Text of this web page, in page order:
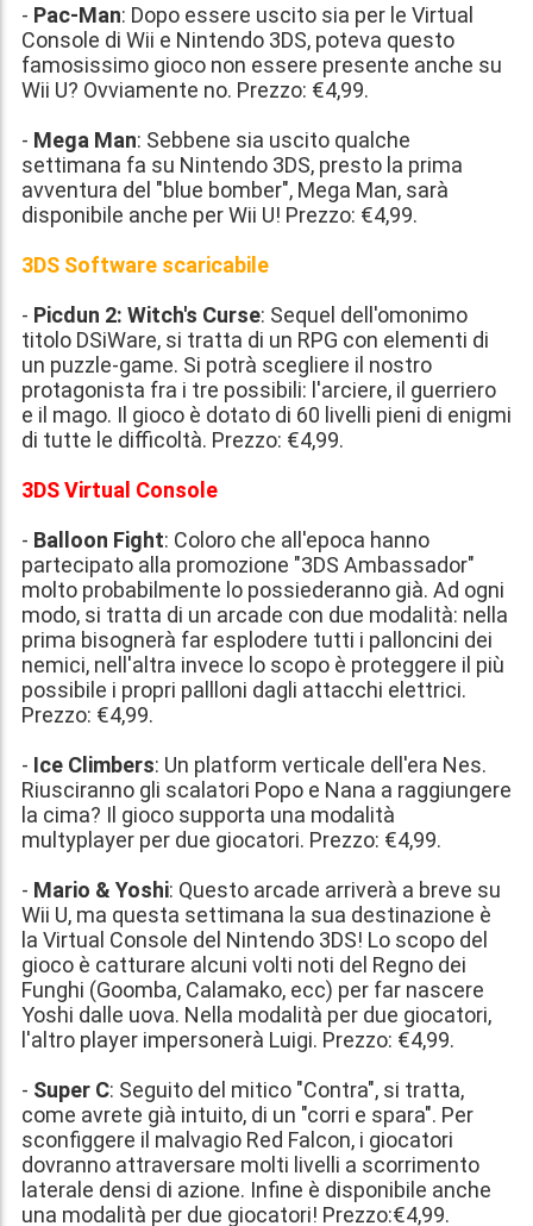
- Pac-Man: Dopo essere uscito sia per le Virtual
Console di Wii e Nintendo 3DS, poteva questo
famosissimo gioco non essere presente anche su
Wii U? Ovviamente no. Prezzo: €4,99.
- Mega Man: Sebbene sia uscito qualche
settimana fa su Nintendo 3DS, presto la prima
avventura del "blue bomber", Mega Man, sarà
disponibile anche per Wii U! Prezzo: €4,99.
3DS Software scaricabile
- Picdun 2: Witch's Curse: Sequel dell'omonimo
titolo DSiWare, si tratta di un RPG con elementi di
un puzzle-game. Si potrà scegliere il nostro
protagonista fra i tre possibili: l'arciere, il guerriero
e il mago. Il gioco è dotato di 60 livelli pieni di enigmi
di tutte le difficoltà. Prezzo: €4,99.
3DS Virtual Console
- Balloon Fight: Coloro che all'epoca hanno
partecipato alla promozione "3DS Ambassador"
molto probabilmente lo possiederanno già. Ad ogni
modo, si tratta di un arcade con due modalità: nella
prima bisognerà far esplodere tutti i palloncini dei
nemici, nell'altra invece lo scopo è proteggere il più
possibile i propri pallloni dagli attacchi elettrici.
Prezzo: €4,99.
- Ice Climbers: Un platform verticale dell'era Nes.
Riusciranno gli scalatori Popo e Nana a raggiungere
la cima? Il gioco supporta una modalità
multyplayer per due giocatori. Prezzo: €4,99.
- Mario & Yoshi: Questo arcade arriverà a breve su
Wii U, ma questa settimana la sua destinazione è
la Virtual Console del Nintendo 3DS! Lo scopo del
gioco è catturare alcuni volti noti del Regno dei
Funghi (Goomba, Calamako, ecc) per far nascere
Yoshi dalle uova. Nella modalità per due giocatori,
l'altro player impersonerà Luigi. Prezzo: €4,99.
- Super C: Seguito del mitico "Contra", si tratta,
come avrete già intuito, di un "corri e spara". Per
sconfiggere il malvagio Red Falcon, i giocatori
dovranno attraversare molti livelli a scorrimento
laterale densi di azione. Infine è disponibile anche
una modalità per due giocatori! Prezzo:€4,99.